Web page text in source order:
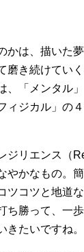
かは、描いた
磨き続けてい
、「メンタル
ィジカル」の
ジリエンス（
やかなもの。
ツコツと地道
ち勝って、一
きたいですね。